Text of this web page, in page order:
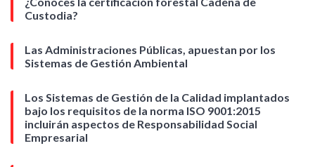
Custodia?
Las Administraciones Públicas, apuestan por los
Sistemas de Gestión Ambiental
Los Sistemas de Gestión de la Calidad implantados
bajo los requisitos de la norma ISO 9001:2015
incluirán aspectos de Responsabilidad Social
Empresarial